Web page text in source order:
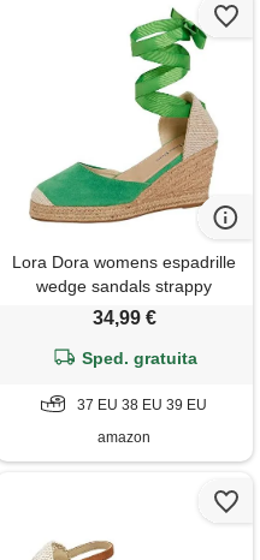
Lora Dora womens espadrille
wedge sandals strappy
hessian wedges ankle wrap
34,99 €
Sped. gratuita
37 EU 38 EU 39 EU
amazon